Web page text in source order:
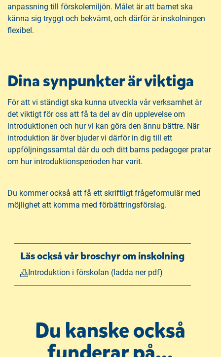
anpassning till förskolemiljön. Målet är att barnet ska
känna sig tryggt och bekvämt, och därför är inskolningen
flexibel.
Dina synpunkter är viktiga
För att vi ständigt ska kunna utveckla vår verksamhet är
det viktigt för oss att få ta del av din upplevelse om
introduktionen och hur vi kan göra den ännu bättre. När
introduktion är över bjuder vi därför in dig till ett
uppföljningssamtal där du och ditt barns pedagoger pratar
om hur introduktionsperioden har varit.
Du kommer också att få ett skriftligt frågeformulär med
möjlighet att komma med förbättringsförslag.
Läs också vår broschyr om inskolning
Introduktion i förskolan (ladda ner pdf)
Du kanske också